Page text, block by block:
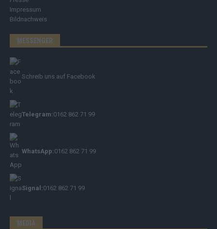
Impressum
Bildnachweis
MESSENGER
Schreib uns auf Facebook
Telegram:0162 862 71 99
WhatsApp:0162 862 71 99
Signal:0162 862 71 99
MEDIA